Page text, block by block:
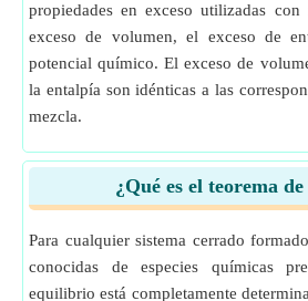
propiedades en exceso utilizadas
exceso de volumen, el exceso de
potencial químico. El exceso de
la entalpía son idénticas a las
mezcla.
¿Qué es el teorema
Para cualquier sistema cerrado
conocidas de especies químicas
equilibrio está completamente